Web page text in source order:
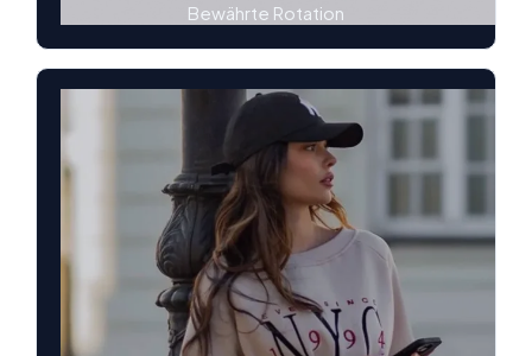
Bewährte Rotation